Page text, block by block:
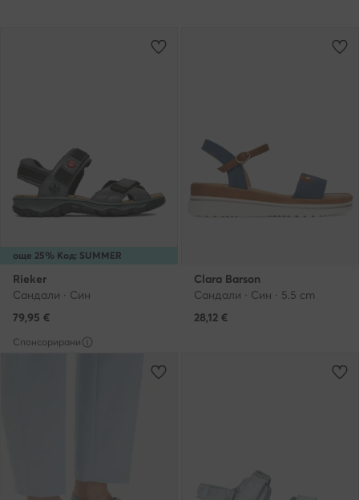
още 25% Код: SUMMER
Rieker
Сандали · Син
79,95 €
Clara Barson
Сандали · Син · 5.5 cm
28,12 €
Спонсорирани